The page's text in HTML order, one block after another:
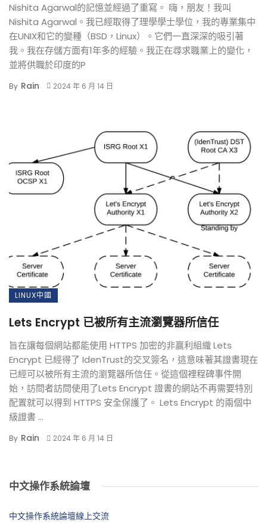
Nishita Agarwal的記憶並經過了重寫。 嗨，朋友！我叫
Nishita Agarwal。我已經取得了理學學士學位，我的專業集中
在UNIX和它的變種（BSD，Linux）。它們一直深深的吸引著
我。我在存儲方面有1年多的經驗。我正在尋求職業上的變化，
並將供職於印度的P
By Rain 2024 年 6 月 14 日
LINUX中國
Lets Encrypt 已被所有主流瀏覽器所信任
旨在讓每個網站都能使用 HTTPS 加密的非贏利組織 Lets
Encrypt 已經得了 IdenTrust的交叉簽名，這意味著其證書現在
已經可以被所有主流的瀏覽器所信任。從這個裡程碑事件開
始，訪問者訪問使用了Lets Encrypt 證書的網站不再需要特別
配置就可以得到 HTTPS 安全保護了。 Lets Encrypt 的兩個中
級證書 ...
By Rain 2024 年 6 月 14 日
中文操作系統論壇
中文操作系統論壇線上交流